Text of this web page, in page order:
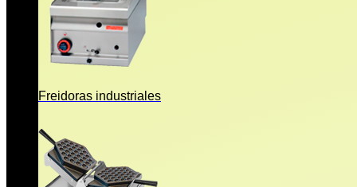
Freidoras industriales